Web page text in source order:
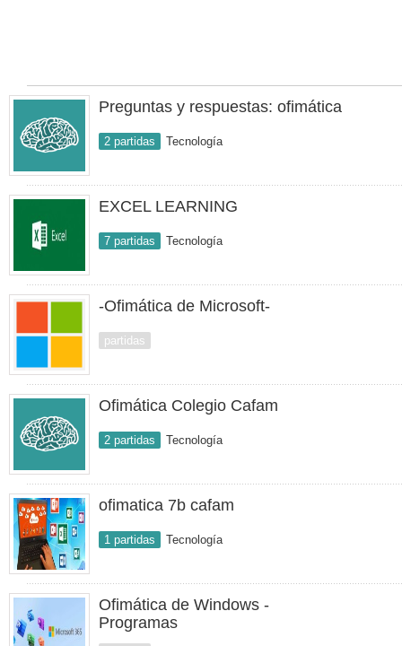
Preguntas y respuestas: ofimática
2 partidas Tecnología
EXCEL LEARNING
7 partidas Tecnología
-Ofimática de Microsoft-
partidas
Ofimática Colegio Cafam
2 partidas Tecnología
ofimatica 7b cafam
1 partidas Tecnología
Ofimática de Windows -
Programas